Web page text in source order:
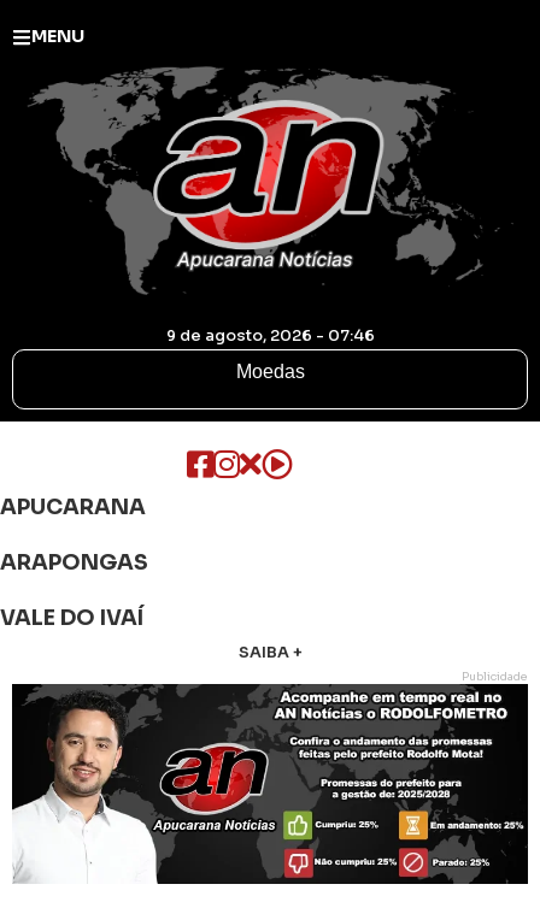
MENU
9 de agosto, 2026 - 07:46
Moedas
APUCARANA
ARAPONGAS
VALE DO IVAÍ
SAIBA +
Publicidade